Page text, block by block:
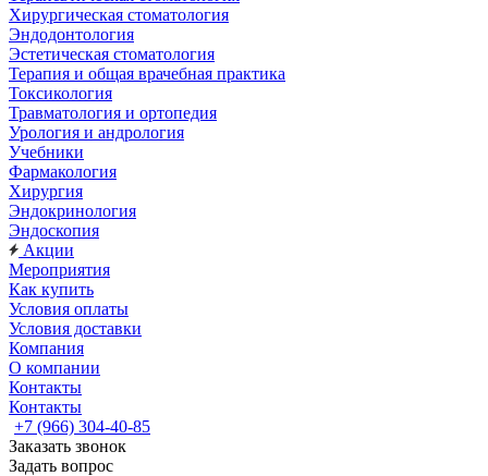
Хирургическая стоматология
Эндодонтология
Эстетическая стоматология
Терапия и общая врачебная практика
Токсикология
Травматология и ортопедия
Урология и андрология
Учебники
Фармакология
Хирургия
Эндокринология
Эндоскопия
Акции
Мероприятия
Как купить
Условия оплаты
Условия доставки
Компания
О компании
Контакты
Контакты
+7 (966) 304-40-85
Заказать звонок
Задать вопрос